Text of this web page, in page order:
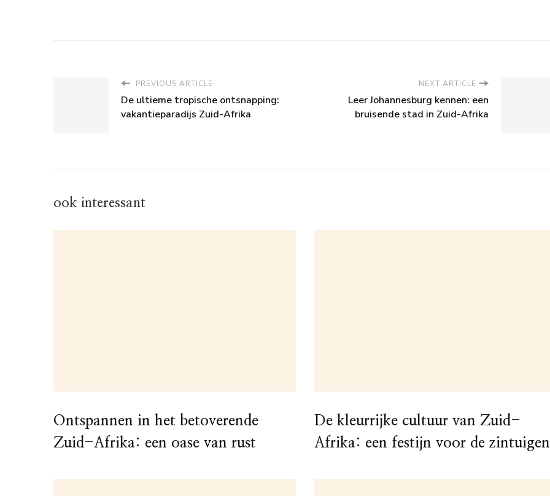
PREVIOUS ARTICLE
De ultieme tropische ontsnapping:
vakantieparadijs Zuid-Afrika
NEXT ARTICLE
Leer Johannesburg kennen: een
bruisende stad in Zuid-Afrika
ook interessant
Ontspannen in het betoverende
Zuid-Afrika: een oase van rust
De kleurrijke cultuur van Zuid-
Afrika: een festijn voor de zintuigen